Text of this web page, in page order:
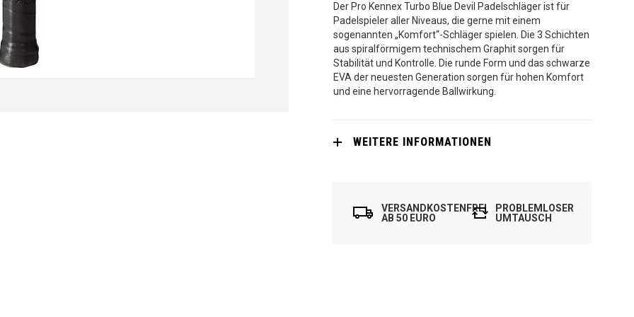
Der Pro Kennex Turbo Blue Devil Padelschläger ist für
Padelspieler aller Niveaus, die gerne mit einem
sogenannten „Komfort“-Schläger spielen. Die 3 Schichten
aus spiralförmigem technischem Graphit sorgen für
Stabilität und Kontrolle. Die runde Form und das schwarze
EVA der neuesten Generation sorgen für hohen Komfort
und eine hervorragende Ballwirkung.
WEITERE INFORMATIONEN
VERSANDKOSTENFREI
AB 50 EURO
PROBLEMLOSER
UMTAUSCH